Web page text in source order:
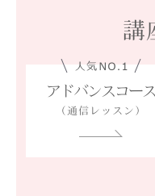
講
アドバンスコース
（通信レッスン）